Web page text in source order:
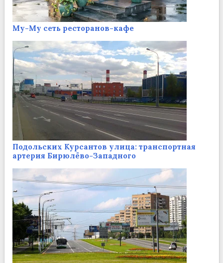
Му-Му сеть ресторанов-кафе
Подольских Курсантов улица: транспортная
артерия Бирюлёво-Западного